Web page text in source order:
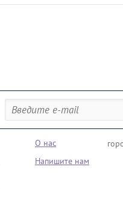
О нас
Напишите нам